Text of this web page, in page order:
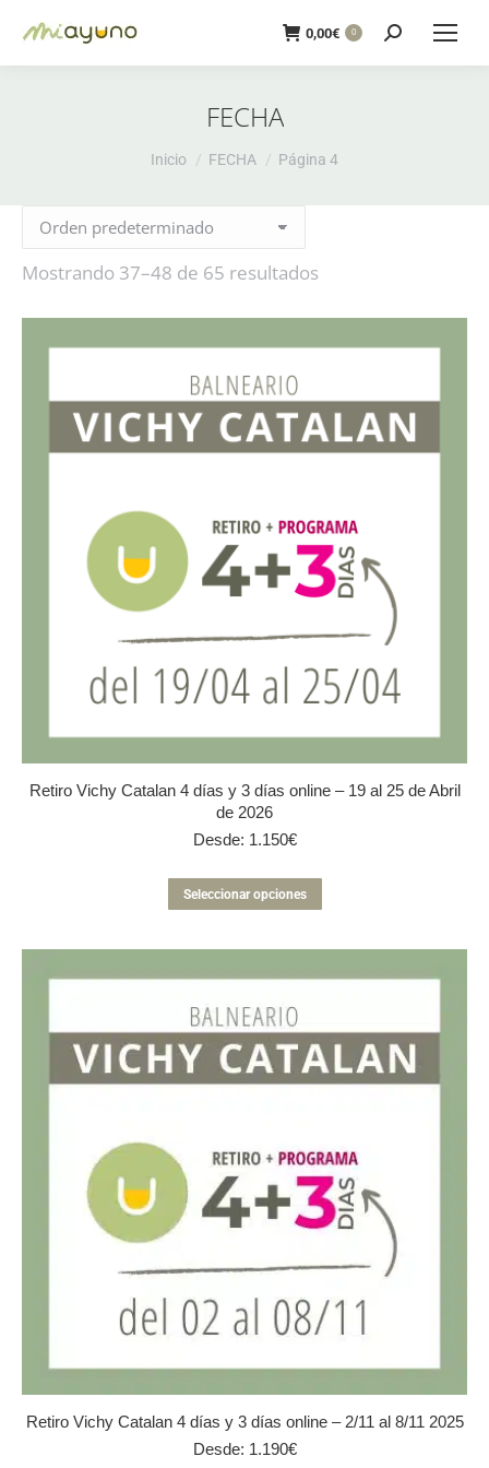
0,00€ 0 Buscar:
FECHA
Estás aquí:
Inicio FECHA Página 4
Mostrando 37–48 de 65 resultados
Retiro Vichy Catalan 4 días y 3 días online – 19 al 25 de Abril
de 2026
Desde: 1.150€
Seleccionar opciones
producto
múltiples
variantes.
se
pueden
elegir
página
de
producto
Retiro Vichy Catalan 4 días y 3 días online – 2/11 al 8/11 2025
Desde: 1.190€